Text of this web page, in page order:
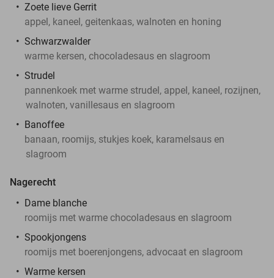
Zoete lieve Gerrit
appel, kaneel, geitenkaas, walnoten en honing
Schwarzwalder
warme kersen, chocoladesaus en slagroom
Strudel
pannenkoek met warme strudel, appel, kaneel, rozijnen,
walnoten, vanillesaus en slagroom
Banoffee
banaan, roomijs, stukjes koek, karamelsaus en
slagroom
Nagerecht
Dame blanche
roomijs met warme chocoladesaus en slagroom
Spookjongens
roomijs met boerenjongens, advocaat en slagroom
Warme kersen